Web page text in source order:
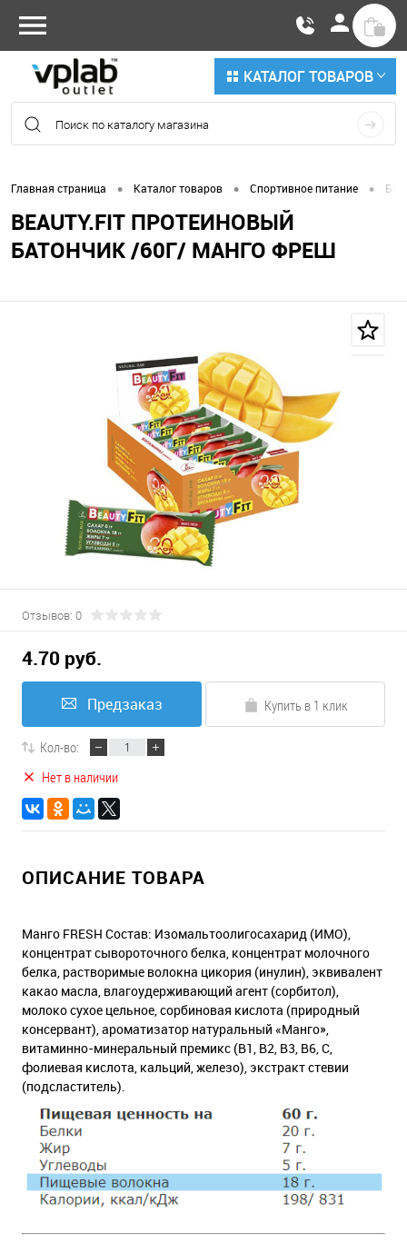
КАТАЛОГ ТОВАРОВ
Главная страница • Каталог товаров • Спортивное питание •
BEAUTY.FIT ПРОТЕИНОВЫЙ
БАТОНЧИК /60Г/ МАНГО ФРЕШ
Отзывов: 0
4.70 руб.
Предзаказ Купить в 1 клик
Кол-во:
Нет в наличии
ОПИСАНИЕ ТОВАРА
Манго FRESH Состав: Изомальтоолигосахарид (ИМО),
концентрат сывороточного белка, концентрат молочного
белка, растворимые волокна цикория (инулин), эквивалент
какао масла, влагоудерживающий агент (сорбитол),
молоко сухое цельное, сорбиновая кислота (природный
консервант), ароматизатор натуральный «Манго»,
витаминно-минеральный премикс (В1, В2, В3, В6, С,
фолиевая кислота, кальций, железо), экстракт стевии
(подсластитель).